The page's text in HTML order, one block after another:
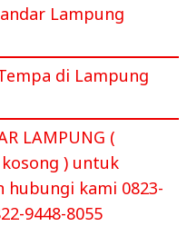
Lampung
di Lampung
LAMPUNG (
) untuk
hubungi kami 0823-
9448-8055